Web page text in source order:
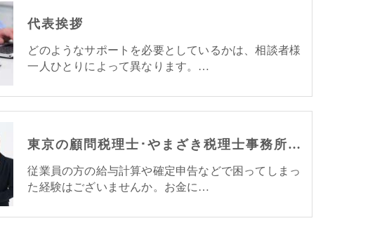
代表挨拶
どのようなサポートを必要としているかは、相談者様
一人ひとりによって異なります。…
東京の顧問税理士･やまざき税理士事務所の評判
従業員の方の給与計算や確定申告などで困ってしまっ
た経験はございませんか。お金に…